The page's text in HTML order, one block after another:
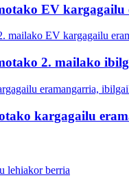
EV
2. mailako
kargagailu